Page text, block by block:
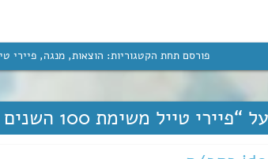
פורסם תחת הקטגוריות: הוצאות,מנגה,פיירי
פיירי טייל משימת 100 השנים צ’אפטרים 14+15